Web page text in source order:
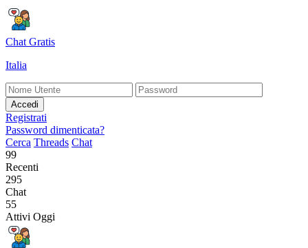
Chat Gratis
Italia
Accedi
Registrati
Password dimenticata?
Cerca Threads Chat
99
Recenti
295
Chat
55
Attivi Oggi